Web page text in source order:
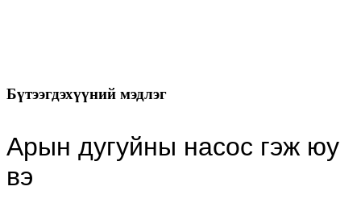
Бүтээгдэхүүний мэдлэг
Арын дугуйны насос гэж юу
вэ